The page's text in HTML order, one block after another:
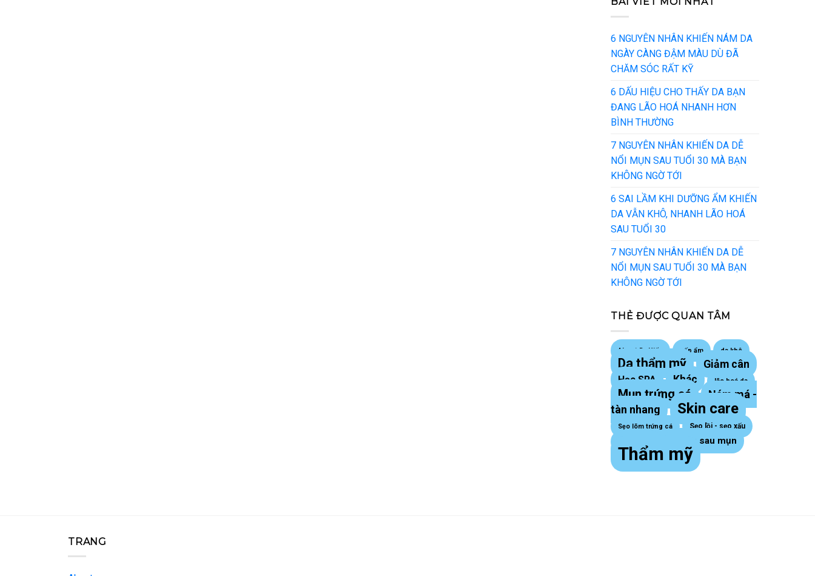
6 NGUYÊN NHÂN KHIẾN NÁM DA
NGÀY CÀNG ĐẬM MÀU DÙ ĐÃ
CHĂM SÓC RẤT KỸ
6 DẤU HIỆU CHO THẤY DA BẠN
ĐANG LÃO HOÁ NHANH HƠN
BÌNH THƯỜNG
7 NGUYÊN NHÂN KHIẾN DA DỄ
NỔI MỤN SAU TUỔI 30 MÀ BẠN
KHÔNG NGỜ TỚI
6 SAI LẦM KHI DƯỠNG ẨM KHIẾN
DA VẪN KHÔ, NHANH LÃO HOÁ
SAU TUỔI 30
7 NGUYÊN NHÂN KHIẾN DA DỄ
NỔI MỤN SAU TUỔI 30 MÀ BẠN
KHÔNG NGỜ TỚI
THẺ ĐƯỢC QUAN TÂM
About Dr Hiếu cấp ẩm da khô
Da thẩm mỹ Giảm cân
Học SPA Khác lão hoá da
Mụn trứng cá
Nám má -
tàn nhang
Skin care
Sẹo lõm trứng cá Sẹo lồi - sẹo xấu
Thâm sau mụn
Thẩm mỹ
TRANG